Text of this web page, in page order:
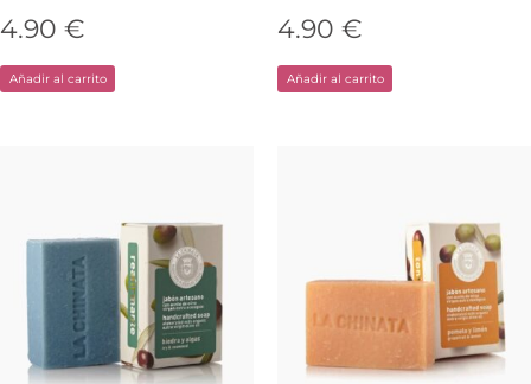
4.90 €
Añadir al carrito
4.90 €
Añadir al carrito